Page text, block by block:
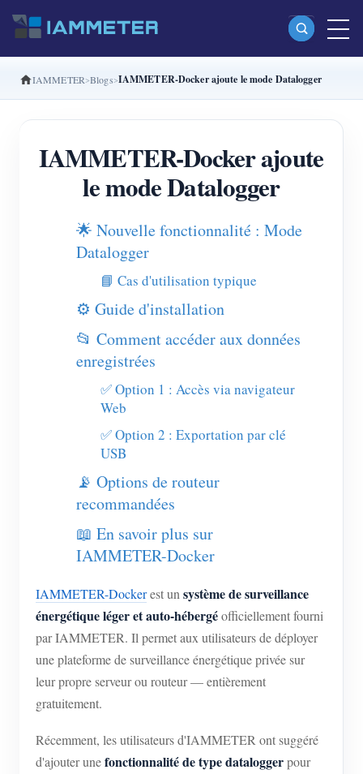
Produits
Compteur d’énergie Wi-Fi monophasé (WEM3080)
Compteur d’énergie Wi-Fi split-phase (WEM2067)
Compteur d’énergie Wi-Fi triphasé (WEM3080T)
Compteur d’énergie Wi-Fi triphasé (WEM3050T)
Contrôleur de puissance WiFi
IAMMETER Cloud Pro
Service d’auto-hébergement
Chargeur EV
Simulateur IAMMETER
Compteur virtuel
Système de prévision et de simulation énergétique
Applications
Moniteur d’énergie pour système solaire PV
Moniteur de consommation électrique
Système de contrôle du chauffage PV
Domotique
Surveillance énergétique d’usine
Boutique
Ressources
Démarrage rapide du produit
Documentation
Vidéo tutorielle
FAQ
Blogs
Communauté
Programme contributeur
Centre des contributeurs
App Store
Solutions
Contact
À propos de nous
IAMMETER Blogs IAMMETER-Docker ajoute le mode Datalogger
IAMMETER-Docker ajoute
le mode Datalogger
🌟 Nouvelle fonctionnalité : Mode
Datalogger
📘 Cas d'utilisation typique
⚙️ Guide d'installation
📂 Comment accéder aux données
enregistrées
✅ Option 1 : Accès via navigateur
Web
✅ Option 2 : Exportation par clé
USB
📡 Options de routeur
recommandées
📖 En savoir plus sur
IAMMETER-Docker
IAMMETER-Dockerest unsystème de surveillance
énergétique léger et auto-hébergéofficiellement fourni
par IAMMETER. Il permet aux utilisateurs de déployer
une plateforme de surveillance énergétique privée sur
leur propre serveur ou routeur — entièrement
gratuitement.
Récemment, les utilisateurs d'IAMMETER ont suggéré
d'ajouter unefonctionnalité de type dataloggerpour